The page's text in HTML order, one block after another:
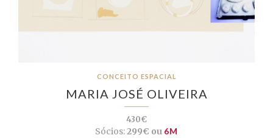
CONCEITO ESPACIAL
MARIA JOSÉ OLIVEIRA
430€
Sócios:299€ ou 6M